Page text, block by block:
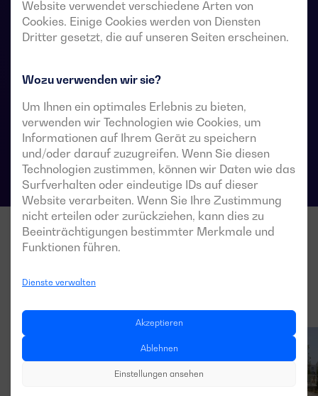
Website verwendet verschiedene Arten von
Cookies. Einige Cookies werden von Diensten
Dritter gesetzt, die auf unseren Seiten erscheinen.
Wozu verwenden wir sie?
Um Ihnen ein optimales Erlebnis zu bieten,
verwenden wir Technologien wie Cookies, um
Informationen auf Ihrem Gerät zu speichern
und/oder darauf zuzugreifen. Wenn Sie diesen
Technologien zustimmen, können wir Daten wie das
Surfverhalten oder eindeutige IDs auf dieser
Website verarbeiten. Wenn Sie Ihre Zustimmung
nicht erteilen oder zurückziehen, kann dies zu
Beeinträchtigungen bestimmter Merkmale und
Funktionen führen.
Dienste verwalten
Akzeptieren
Ablehnen
Einstellungen ansehen
Stromversorgungssysteme vorgesehen, in denen eine
kurze Unterbrechung der Stromversorgung der Last
während der Umschaltung akzeptabel ist.
Technische Datenblätter für Umschalter